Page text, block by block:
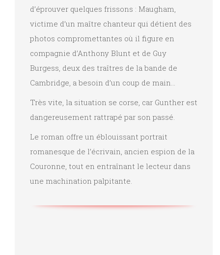
d’éprouver quelques frissons : Maugham,
victime d’un maître chanteur qui détient des
photos compromettantes où il figure en
compagnie d’Anthony Blunt et de Guy
Burgess, deux des traîtres de la bande de
Cambridge, a besoin d’un coup de main…
Très vite, la situation se corse, car Gunther est
dangereusement rattrapé par son passé.
Le roman offre un éblouissant portrait
romanesque de l’écrivain, ancien espion de la
Couronne, tout en entraînant le lecteur dans
une machination palpitante.